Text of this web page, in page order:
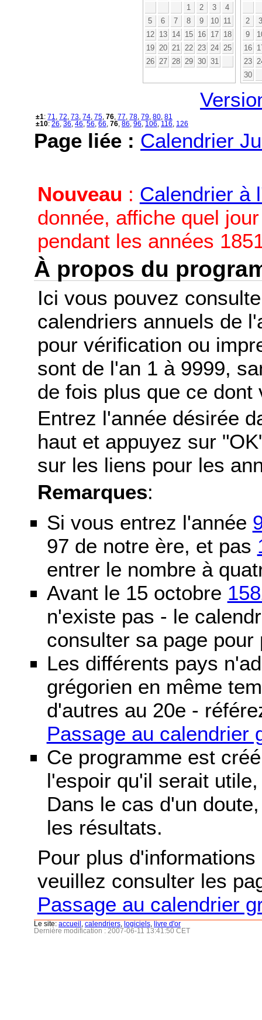
1
2 3
4
5
6 7 8 9 10
11
12
13 14 15 16 17
18
19
20 21 22 23 24
25
26
27 28 29 30 31
2
3
9
16
23
30
±1: 71 72 73 74 75 76 77 78 79 80 81
±10: 26 36 46 56 66 76 86 96 106 116 126
Page liée : Calendrier
Nouveau : Calendrier à
donnée, affiche quel
pendant les années
À propos du
Ici vous pouvez
calendriers annuels de
pour vérification ou
sont de l'an 1 à 9999,
de fois plus que ce dont
Entrez l'année désirée
haut et appuyez sur
sur les liens pour les
Remarques:
Si vous entrez l'année
97 de notre ère, et pas
entrer le nombre à
Avant le 15 octobre
n'existe pas - le
consulter sa page pour
Les différents pays
grégorien en même
d'autres au 20e -
Passage au calendrier
Ce programme est
l'espoir qu'il serait
Dans le cas d'un
les résultats.
Pour plus
veuillez consulter les
Passage au calendrier
Le site: accueil calendriers logiciels
livre d'or
Dernière modification : 2007-06-11 13:41:50 CET